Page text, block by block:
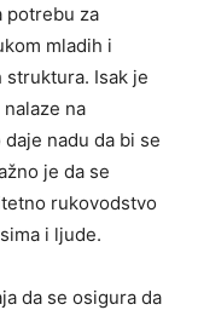
potrebu za
mladih i
Isak je
na
nadu da bi se
je da se
rukovodstvo
i ljude.
da se osigura da